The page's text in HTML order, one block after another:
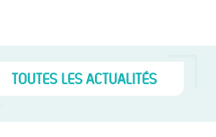
TOUTES LES ACTUALITÉS